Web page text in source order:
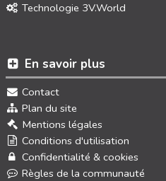
En savoir plus
Contact
Plan du site
Mentions légales
Conditions d'utilisation
Confidentialité & cookies
Règles de la communauté
Technologie 3V.World